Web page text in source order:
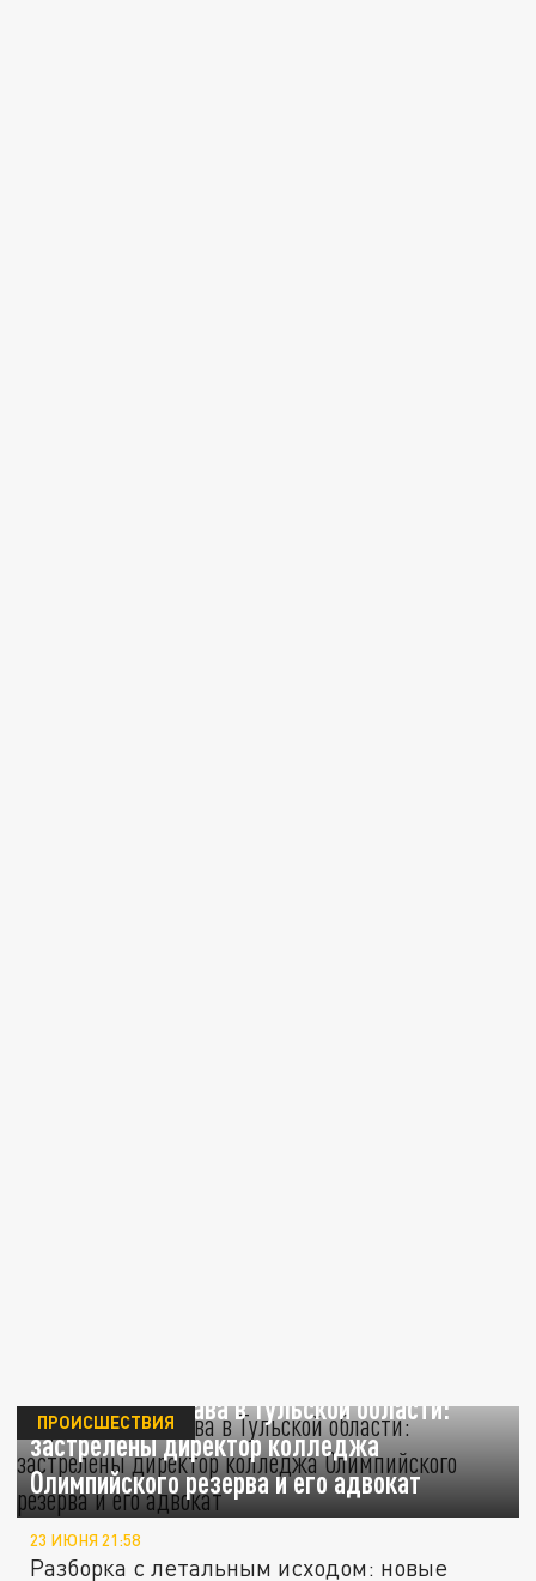
Кровавая расправа в Тульской области:
застрелены директор колледжа
Олимпийского резерва и его адвокат
ПРОИСШЕСТВИЯ
23 ИЮНЯ 21:58
Разборка с летальным исходом: новые